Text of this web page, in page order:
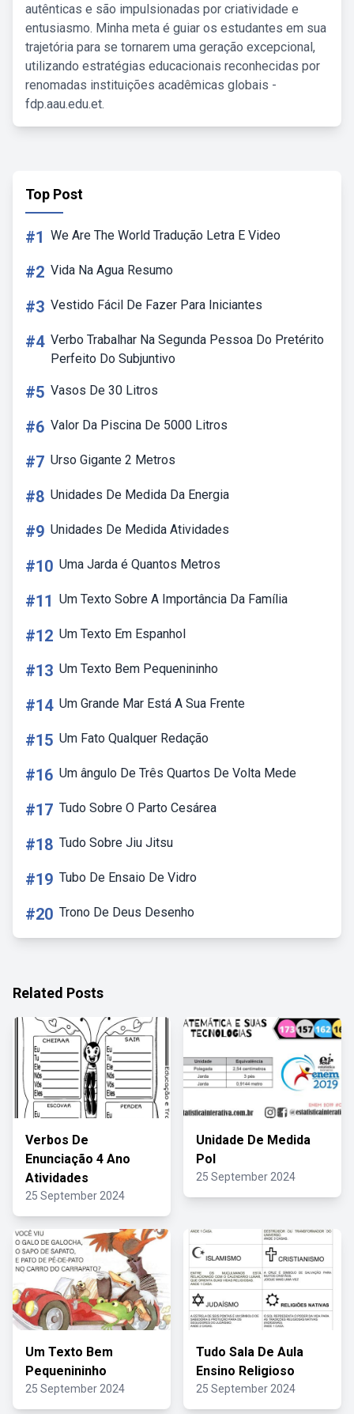
autênticas e são impulsionadas por criatividade e
entusiasmo. Minha meta é guiar os estudantes em sua
trajetória para se tornarem uma geração excepcional,
utilizando estratégias educacionais reconhecidas por
renomadas instituições acadêmicas globais -
fdp.aau.edu.et.
Top Post
#1 We Are The World Tradução Letra E Video
#2 Vida Na Agua Resumo
#3 Vestido Fácil De Fazer Para Iniciantes
#4 Verbo Trabalhar Na Segunda Pessoa Do Pretérito
Perfeito Do Subjuntivo
#5 Vasos De 30 Litros
#6 Valor Da Piscina De 5000 Litros
#7 Urso Gigante 2 Metros
#8 Unidades De Medida Da Energia
#9 Unidades De Medida Atividades
#10 Uma Jarda é Quantos Metros
#11 Um Texto Sobre A Importância Da Família
#12 Um Texto Em Espanhol
#13 Um Texto Bem Pequenininho
#14 Um Grande Mar Está A Sua Frente
#15 Um Fato Qualquer Redação
#16 Um ângulo De Três Quartos De Volta Mede
#17 Tudo Sobre O Parto Cesárea
#18 Tudo Sobre Jiu Jitsu
#19 Tubo De Ensaio De Vidro
#20 Trono De Deus Desenho
Related Posts
Verbos De
Enunciação 4 Ano
Atividades
25 September 2024
Unidade De Medida
Pol
25 September 2024
Um Texto Bem
Pequenininho
25 September 2024
Tudo Sala De Aula
Ensino Religioso
25 September 2024